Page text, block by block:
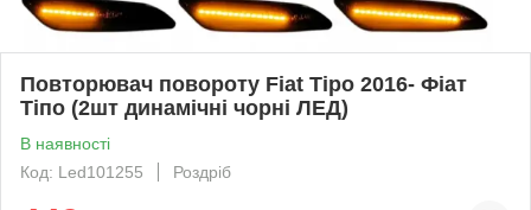
Повторювач повороту Fiat Tipo 2016- Фіат
Тіпо (2шт динамічні чорні ЛЕД)
В наявності
Код: Led101255
Роздріб